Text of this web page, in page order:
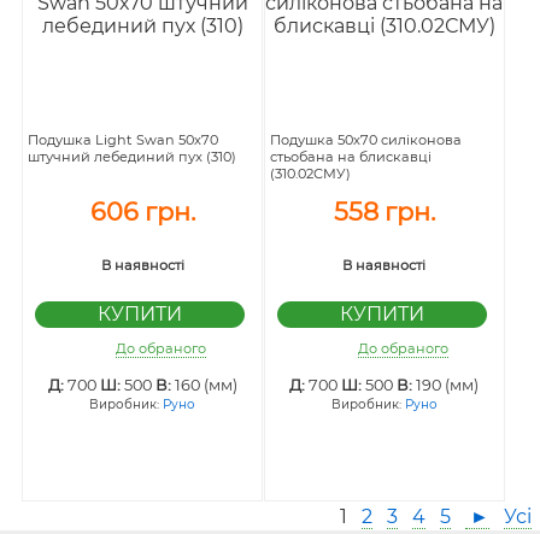
Подушка Light Swan 50х70
штучний лебединий пух (310)
606 грн.
В наявності
До обраного
Д: 700Ш: 500В: 160 (мм)
Виробник: Руно
Подушка 50х70 силіконова
стьобана на блискавці
(310.02СМУ)
558 грн.
В наявності
До обраного
Д:700 Ш:500 В:190 (мм)
Виробник: Руно
12 3 4 5 ► Усі